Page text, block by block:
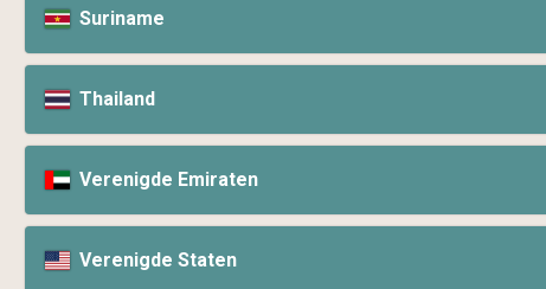
Suriname
Thailand
Verenigde Emiraten
Verenigde Staten